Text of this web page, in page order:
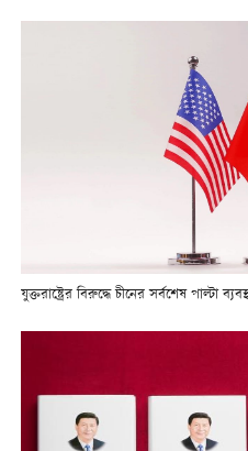
যুক্তরাষ্ট্রের বিরুদ্ধে চীনের সর্বশেষ পাল্টা